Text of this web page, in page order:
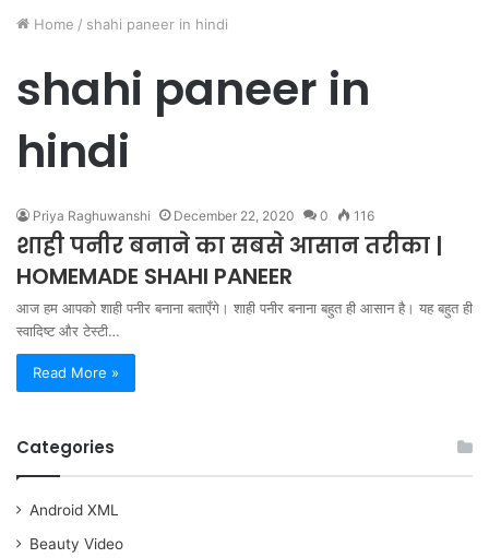
Home / shahi paneer in hindi
shahi paneer in
hindi
Priya Raghuwanshi December 22, 2020 0 116
शाही पनीर बनाने का सबसे आसान तरीका |
HOMEMADE SHAHI PANEER
आज हम आपको शाही पनीर बनाना बताएँगे। शाही पनीर बनाना बहुत ही आसान है। यह बहुत ही
स्वादिष्ट और टेस्टी…
Read More »
Categories
Android XML
Beauty Video